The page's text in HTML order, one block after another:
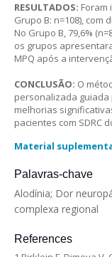
RESULTADOS: Foram
Grupo B: n=108), com
No Grupo B, 79,6%
os grupos
MPQ após a
CONCLUSÃO: O
personalizada
melhorias
pacientes com SDRC
Material
Palavras-chave
Alodínia; Dor
complexa regional
References